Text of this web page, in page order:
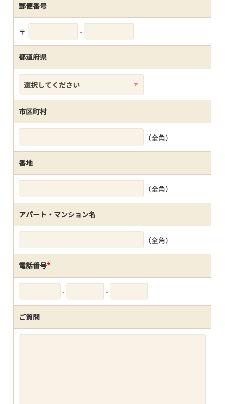
郵便番号
〒 -
都道府県
市区町村
（全角）
番地
（全角）
アパート・マンション名
（全角）
電話番号*
- -
ご質問